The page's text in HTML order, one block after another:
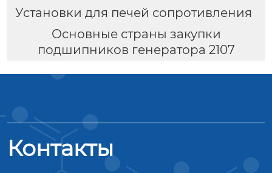
Установки для печей сопротивления
Основные страны закупки
подшипников генератора 2107
Контакты